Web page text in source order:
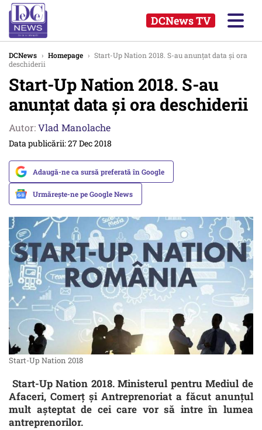
DCNews TV
DCNews › Homepage › Start-Up Nation 2018. S-au anunțat data și ora
deschiderii
Start-Up Nation 2018. S-au
anunțat data și ora deschiderii
Autor:Vlad Manolache
Data publicării: 27 Dec 2018
Adaugă-ne ca sursă preferată în Google
Urmărește-ne pe Google News
Start-Up Nation 2018
Start-Up Nation 2018. Ministerul pentru Mediul de
Afaceri, Comerţ şi Antreprenoriat a făcut anunțul
mult așteptat de cei care vor să intre în lumea
antreprenorilor.